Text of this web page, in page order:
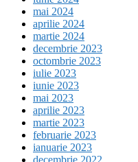
mai 2024
aprilie 2024
martie 2024
decembrie 2023
octombrie 2023
iulie 2023
iunie 2023
mai 2023
aprilie 2023
martie 2023
februarie 2023
ianuarie 2023
decembrie 2022